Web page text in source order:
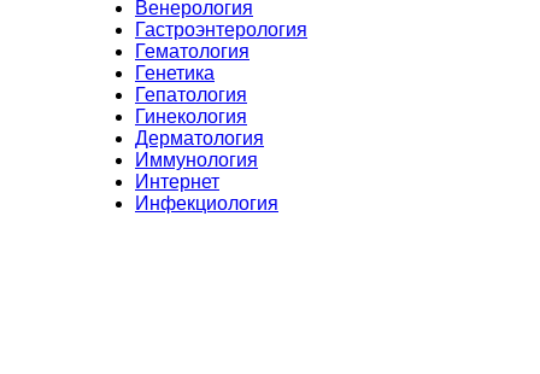
Венерология
Гастроэнтерология
Гематология
Генетика
Гепатология
Гинекология
Дерматология
Иммунология
Интернет
Инфекциология